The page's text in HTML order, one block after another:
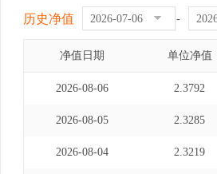
历史净值 -
净值日期 单位净值
2026-08-06 2.3792
2026-08-05 2.3285
2026-08-04 2.3219